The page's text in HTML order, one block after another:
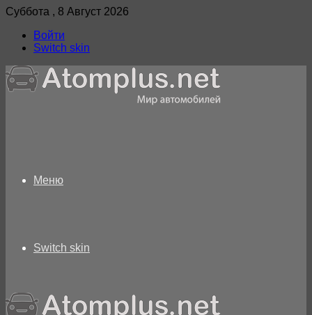
Суббота , 8 Август 2026
Войти
Switch skin
Меню
Switch skin